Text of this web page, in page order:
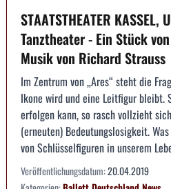
STAATSTHEATER
Tanztheater - Ein Stück
Musik von Richard Strauss
Im Zentrum von „Ares“ steht die
Ikone wird und eine Leitfigur bleibt.
erfolgen kann, so rasch vollzieht
(erneuten) Bedeutungslosigkeit.
von Schlüsselfiguren in unserem
Veröffentlichungsdatum:20.04.2019